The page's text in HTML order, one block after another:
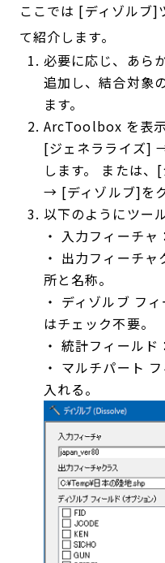
ここでは [ディゾルブ]
て紹介します。
必要に応じ、あら
追加し、結合対象
ます。
ArcToolbox を表
[ジェネラライズ]
します。 または
→ [ディゾルブ]をク
以下のようにツー
・ 入力フィーチャ
・ 出力フィーチ
所と名称。
・ ディゾルブ フ
はチェック不要。
・ 統計フィールド
・ マルチパート
入れる。